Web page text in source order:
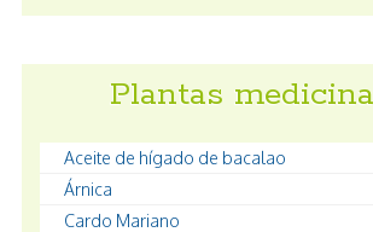
Plantas
Aceite de hígado de bacalao
Árnica
Cardo Mariano